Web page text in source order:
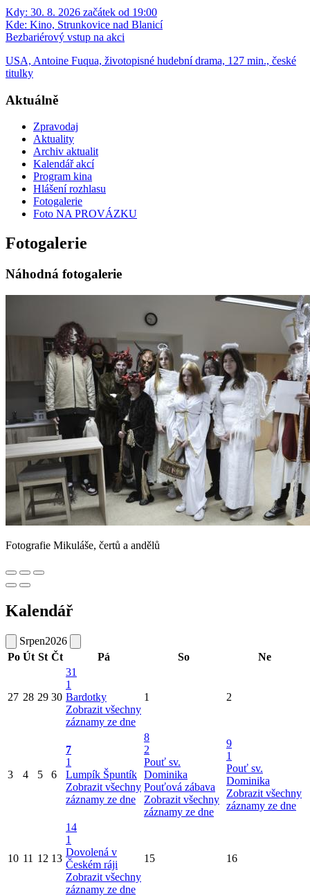
Kdy: 30. 8. 2026 začátek od 19:00
Kde: Kino, Strunkovice nad Blanicí
Bezbariérový vstup na akci
USA, Antoine Fuqua, životopisné hudební drama, 127 min., české
titulky
Aktuálně
Zpravodaj
Aktuality
Archiv aktualit
Kalendář akcí
Program kina
Hlášení rozhlasu
Fotogalerie
Foto NA PROVÁZKU
Fotogalerie
Náhodná fotogalerie
Fotografie Mikuláše, čertů a andělů
Kalendář
Srpen2026
Po Út St Čt Pá So Ne
27 28 29 30
31
1
Bardotky
Zobrazit všechny
záznamy ze dne
1 2
3 4 5 6
7
1
Lumpík Špuntík
Zobrazit všechny
záznamy ze dne
8
2
Pouť sv.
Dominika
Pouťová zábava
Zobrazit všechny
záznamy ze dne
9
1
Pouť sv.
Dominika
Zobrazit všechny
záznamy ze dne
10 11 12 13
14
1
Dovolená v
Českém ráji
Zobrazit všechny
záznamy ze dne
15 16